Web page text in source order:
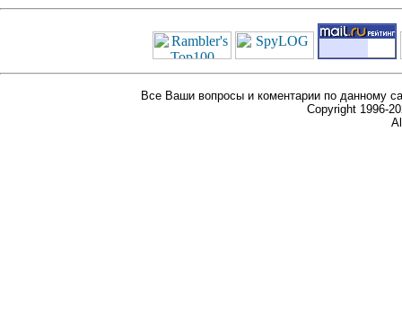
Все Ваши вопросы и коментарии по данному
Copyright 1996-